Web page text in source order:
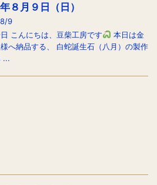
８月９日（日）
9
こんにちは、豆柴工房です
本日は金
へ納品する、 白蛇誕生石（八月）の製作
...